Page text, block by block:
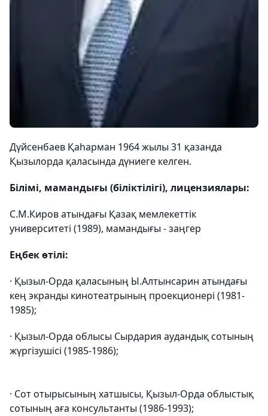
Дүйсенбаев Қаһарман 1964 жылы 31 қазанда
Қызылорда қаласында дүниеге келген.
Білімі, мамандығы (біліктілігі), лицензиялары:
С.М.Киров атындағы Қазақ мемлекеттік
университеті (1989), мамандығы - заңгер
Еңбек өтілі:
· Қызыл-Орда қаласының Ы.Алтынсарин атындағы
кең экранды кинотеатрының проекционері (1981-
1985);
· Қызыл-Орда облысы Сырдария аудандық сотының
жүргізушісі (1985-1986);
· Сот отырысының хатшысы, Қызыл-Орда облыстық
сотының аға консультанты (1986-1993);